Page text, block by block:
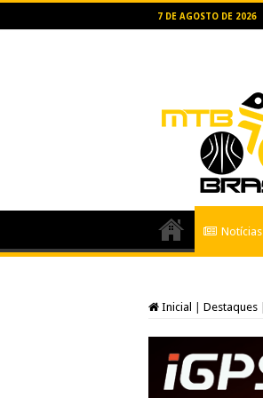
7 DE AGOSTO DE 2026
Notícias
Inicial Destaques